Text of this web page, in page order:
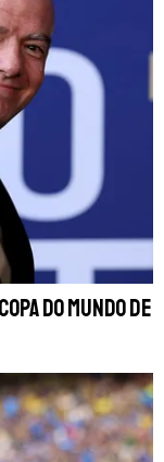
do Mundo de